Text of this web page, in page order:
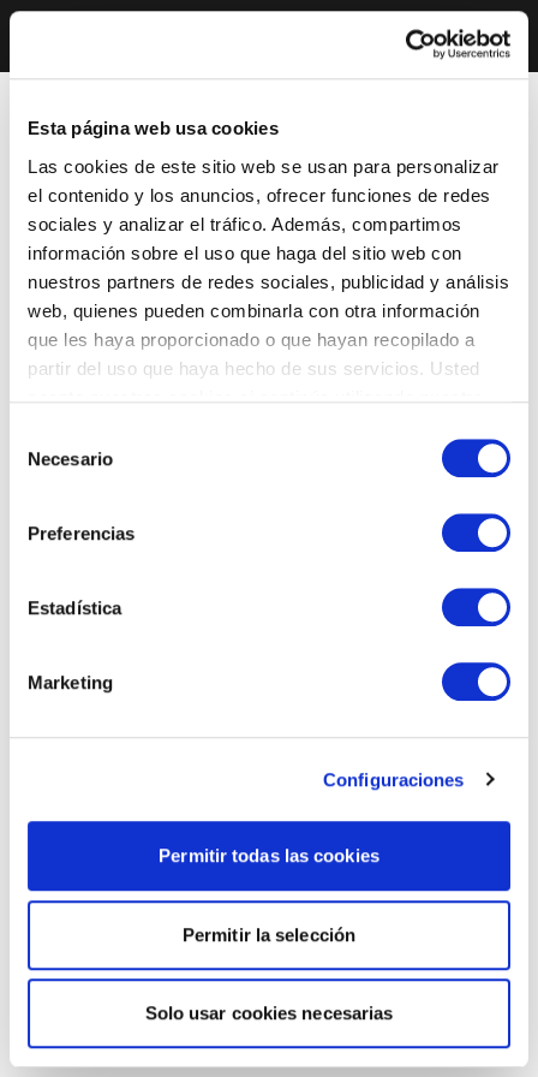
Esta página web usa cookies
Las cookies de este sitio web se usan para personalizar
el contenido y los anuncios, ofrecer funciones de redes
sociales y analizar el tráfico. Además, compartimos
información sobre el uso que haga del sitio web con
nuestros partners de redes sociales, publicidad y análisis
web, quienes pueden combinarla con otra información
que les haya proporcionado o que hayan recopilado a
partir del uso que haya hecho de sus servicios. Usted
Necesario
Preferencias
Estadística
Marketing
Configuraciones
Permitir todas las cookies
Permitir la selección
Solo usar cookies necesarias